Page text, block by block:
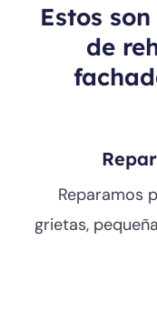
Estos
de
Reparamos
grietas,